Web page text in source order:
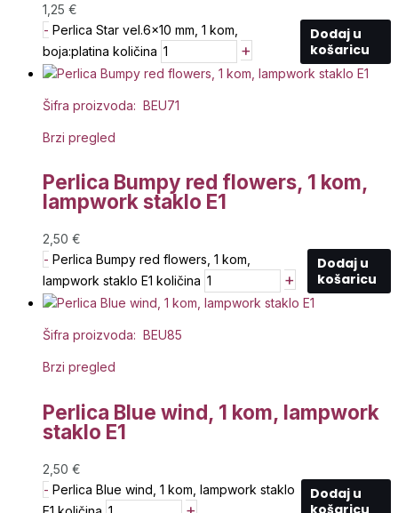
1,25 €
- Perlica Star vel.6x10 mm, 1 kom,
boja:platina količina
+
Dodaj u
košaricu
Šifra proizvoda: BEU71
Brzi pregled
Perlica Bumpy red flowers, 1 kom,
lampwork staklo E1
2,50 €
- Perlica Bumpy red flowers, 1 kom,
lampwork staklo E1 količina
+
Dodaj u
košaricu
Šifra proizvoda: BEU85
Brzi pregled
Perlica Blue wind, 1 kom, lampwork
staklo E1
2,50 €
- Perlica Blue wind, 1 kom, lampwork staklo
Dodaj u
košaricu